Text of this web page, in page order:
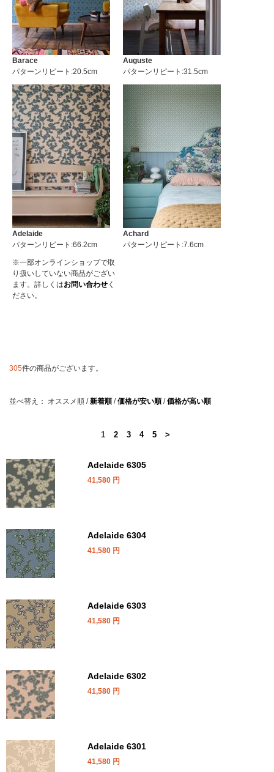
Barace
パターンリピート:20.5cm
Auguste
パターンリピート:31.5cm
Adelaide
パターンリピート:66.2cm
Achard
パターンリピート:7.6cm
※一部オンラインショップで取
り扱いしていない商品がござい
ます。詳しくはお問い合わせ く
ださい。
305件の商品がございます。
並べ替え： オススメ順 /新着順 /価格が安い順 /価格が高い順
1 2 3 4 5 >
Adelaide 6305
41,580 円
Adelaide 6304
41,580 円
Adelaide 6303
41,580 円
Adelaide 6302
41,580 円
Adelaide 6301
41,580 円